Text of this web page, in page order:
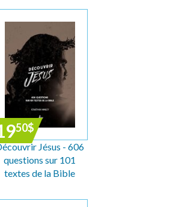
50$
Jésus - 606
questions sur 101
textes de la Bible